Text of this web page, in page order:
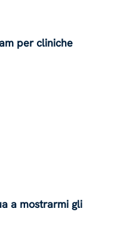
per cliniche
a mostrarmi gli